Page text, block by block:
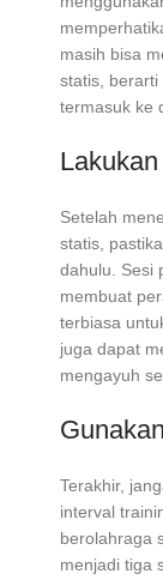
masih bisa
statis, berarti
termasuk ke
Setelah
statis,
dahulu. Sesi
membuat
terbiasa
juga dapat
mengayuh
Terakhir,
interval
berolahraga
menjadi tiga